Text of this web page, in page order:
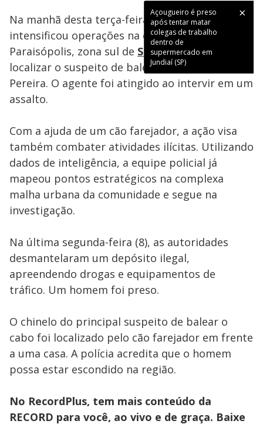
Açougueiro é preso
após tentar matar
colegas de trabalho
dentro de
supermercado em
Jundiaí (SP)
Na manhã desta terça-feira (9), a polícia
intensificou operações na comunidade de
Paraisópolis, zona sul de São Paulo, para
localizar o suspeito de balear o Cabo Thiago
Pereira. O agente foi atingido ao intervir em um
assalto.
Com a ajuda de um cão farejador, a ação visa
também combater atividades ilícitas. Utilizando
dados de inteligência, a equipe policial já
mapeou pontos estratégicos na complexa
malha urbana da comunidade e segue na
investigação.
Na última segunda-feira (8), as autoridades
desmantelaram um depósito ilegal,
apreendendo drogas e equipamentos de
tráfico. Um homem foi preso.
O chinelo do principal suspeito de balear o
cabo foi localizado pelo cão farejador em frente
a uma casa. A polícia acredita que o homem
possa estar escondido na região.
No RecordPlus, tem mais conteúdo da
RECORD para você, ao vivo e de graça. Baixe